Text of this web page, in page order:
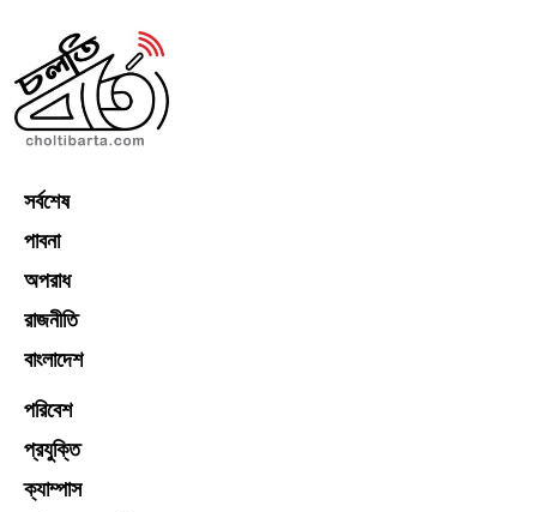
সর্বশেষ
পাবনা
অপরাধ
রাজনীতি
বাংলাদেশ
পরিবেশ
প্রযুক্তি
ক্যাম্পাস